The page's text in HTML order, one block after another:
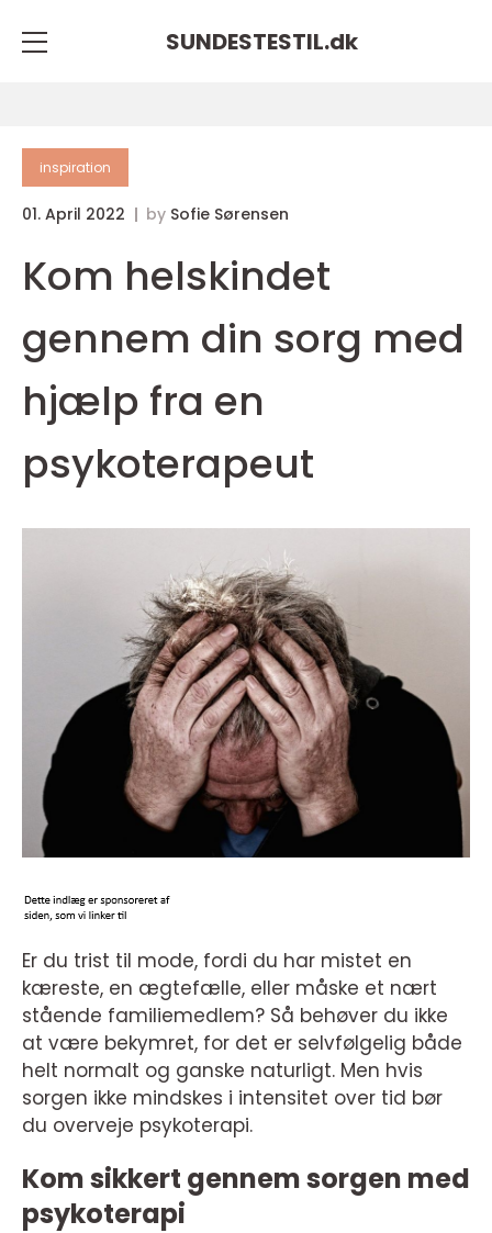
SUNDESTESTIL.dk
inspiration
01. April 2022 by Sofie Sørensen
Kom helskindet
gennem din sorg med
hjælp fra en
psykoterapeut
Er du trist til mode, fordi du har mistet en
kæreste, en ægtefælle, eller måske et nært
stående familiemedlem? Så behøver du ikke
at være bekymret, for det er selvfølgelig både
helt normalt og ganske naturligt. Men hvis
sorgen ikke mindskes i intensitet over tid bør
du overveje psykoterapi.
Kom sikkert gennem sorgen med
psykoterapi